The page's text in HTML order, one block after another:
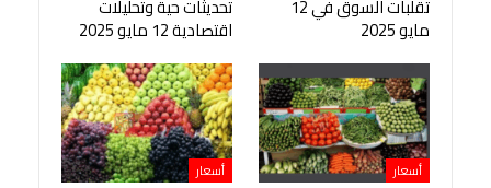
تقلبات السوق في 12
مايو 2025
تحديثات حية وتحليلات
اقتصادية 12 مايو 2025
أسعار أسعار